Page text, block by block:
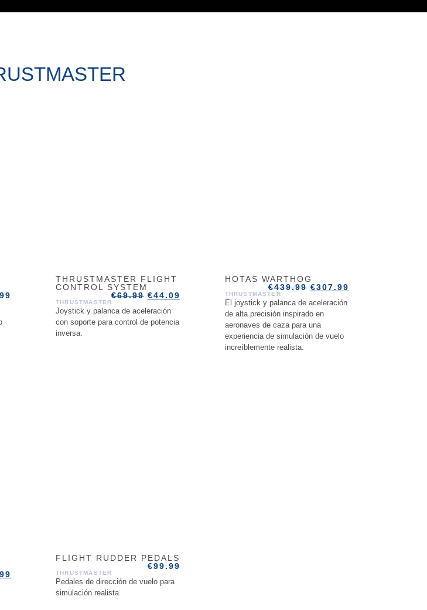
THRUSTMASTER FLIGHT
CONTROL SYSTEM
€69.99 €44.09
THRUSTMASTER
Joystick y palanca de aceleración
con soporte para control de potencia
inversa.
HOTAS WARTHOG
€439.99 €307.99
THRUSTMASTER
El joystick y palanca de aceleración
de alta precisión inspirado en
aeronaves de caza para una
experiencia de simulación de vuelo
increíblemente realista.
FLIGHT RUDDER PEDALS
€99.99
THRUSTMASTER
Pedales de dirección de vuelo para
simulación realista.